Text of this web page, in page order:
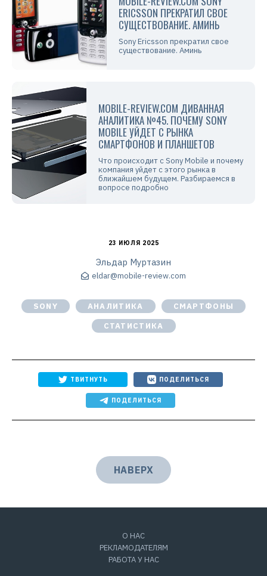
ERICSSON ПРЕКРАТИЛ СВОЕ
СУЩЕСТВОВАНИЕ. АМИНЬ
Sony Ericsson прекратил свое
существование. Аминь
MOBILE-REVIEW.COM ДИВАННАЯ
АНАЛИТИКА №45. ПОЧЕМУ SONY
MOBILE УЙДЕТ С РЫНКА
СМАРТФОНОВ И ПЛАНШЕТОВ
Что происходит с Sony Mobile и почему
компания уйдет с этого рынка в
ближайшем будущем. Разбираемся в
вопросе подробно
23 ИЮЛЯ 2025
Эльдар Муртазин
eldar@mobile-review.com
SONY АНАЛИТИКА
СМАРТФОНЫ
СТАТИСТИКА
ТВИТНУТЬ ПОДЕЛИТЬСЯ
ПОДЕЛИТЬСЯ
НАВЕРХ
О НАС
РЕКЛАМОДАТЕЛЯМ
РАБОТА У НАС